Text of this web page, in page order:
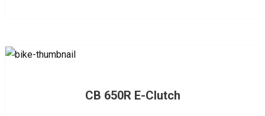
CB 650R E-Clutch